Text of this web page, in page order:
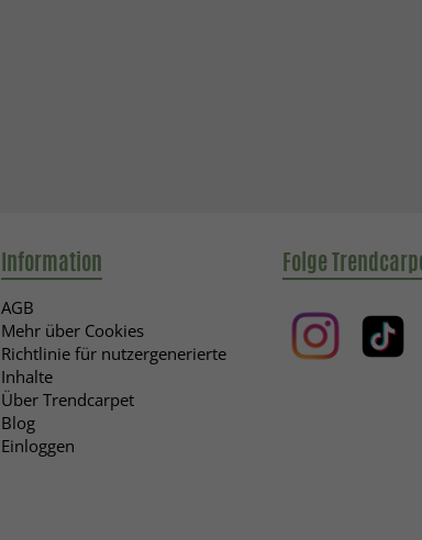
Information
AGB
Mehr über Cookies
Richtlinie für nutzergenerierte
Inhalte
Über Trendcarpet
Blog
Einloggen
Folge